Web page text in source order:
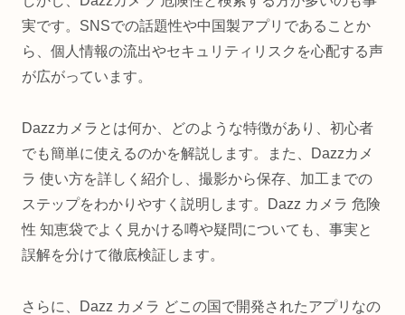
実です。SNSでの話題性や中国製アプリであることか
ら、個人情報の流出やセキュリティリスクを心配する声
が広がっています。
Dazzカメラとは何か、どのような特徴があり、初心者
でも簡単に使えるのかを解説します。また、Dazzカメ
ラ 使い方を詳しく紹介し、撮影から保存、加工までの
ステップをわかりやすく説明します。Dazz カメラ 危険
性 知恵袋でよく見かける噂や疑問についても、事実と
誤解を分けて徹底検証します。
さらに、Dazz カメラ どこの国で開発されたアプリなの